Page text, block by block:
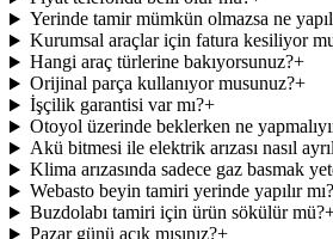
Yerinde tamir mümkün olmazsa ne
Kurumsal araçlar için fatura kesiliyor
Hangi araç türlerine bakıyorsunuz?+
Orijinal parça kullanıyor musunuz?+
İşçilik garantisi var mı?+
Otoyol üzerinde beklerken ne
Akü bitmesi ile elektrik arızası nasıl
Klima arızasında sadece gaz basmak
Webasto beyin tamiri yerinde yapılır mı?
Buzdolabı tamiri için ürün sökülür mü?
Pazar günü açık mısınız?+